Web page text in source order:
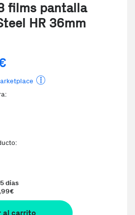
films pantalla
HR 36mm
5 días
€
al carrito